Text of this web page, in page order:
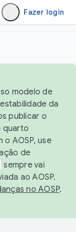
Fazer login
modelo de
da
publicar o
quarto
AOSP, use
de
sempre vai
ao AOSP.
no AOSP.